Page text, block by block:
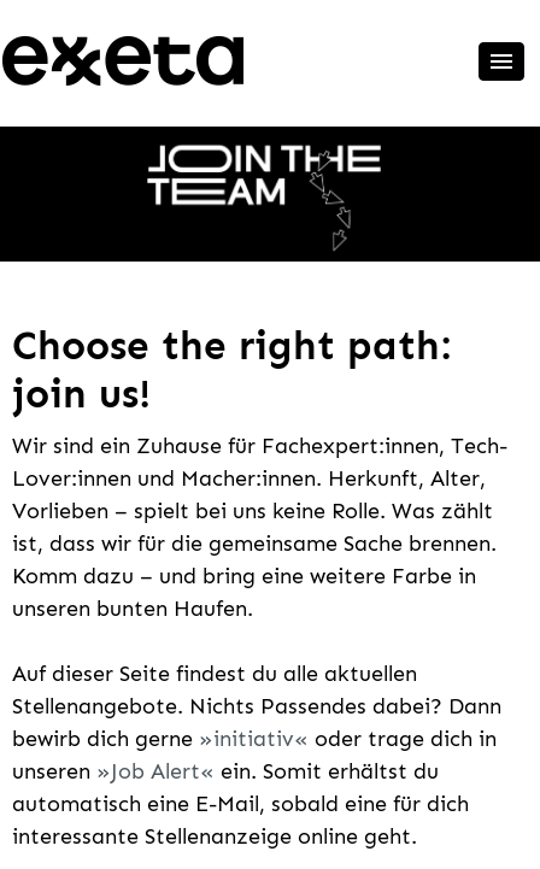
Choose the right path:
join us!
Wir sind ein Zuhause für Fachexpert:innen, Tech-
Lover:innen und Macher:innen. Herkunft, Alter,
Vorlieben – spielt bei uns keine Rolle. Was zählt
ist, dass wir für die gemeinsame Sache brennen.
Komm dazu – und bring eine weitere Farbe in
unseren bunten Haufen.
Auf dieser Seite findest du alle aktuellen
Stellenangebote. Nichts Passendes dabei? Dann
bewirb dich gerne
initiativ
oder trage dich in
unseren
Job Alert
ein. Somit erhältst du
automatisch eine E-Mail, sobald eine für dich
interessante Stellenanzeige online geht.